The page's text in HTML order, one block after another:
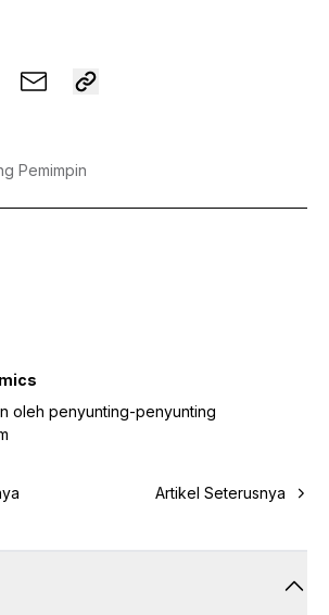
Pemimpin
oleh penyunting-penyunting
Artikel Seterusnya